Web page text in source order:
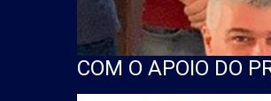
COM O APOIO DO